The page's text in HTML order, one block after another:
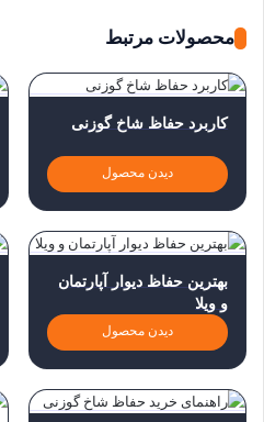
محصولات مرتبط
کاربرد حفاظ شاخ گوزنی
دیدن محصول
بهترین حفاظ دیوار آپارتمان
و ویلا
دیدن محصول